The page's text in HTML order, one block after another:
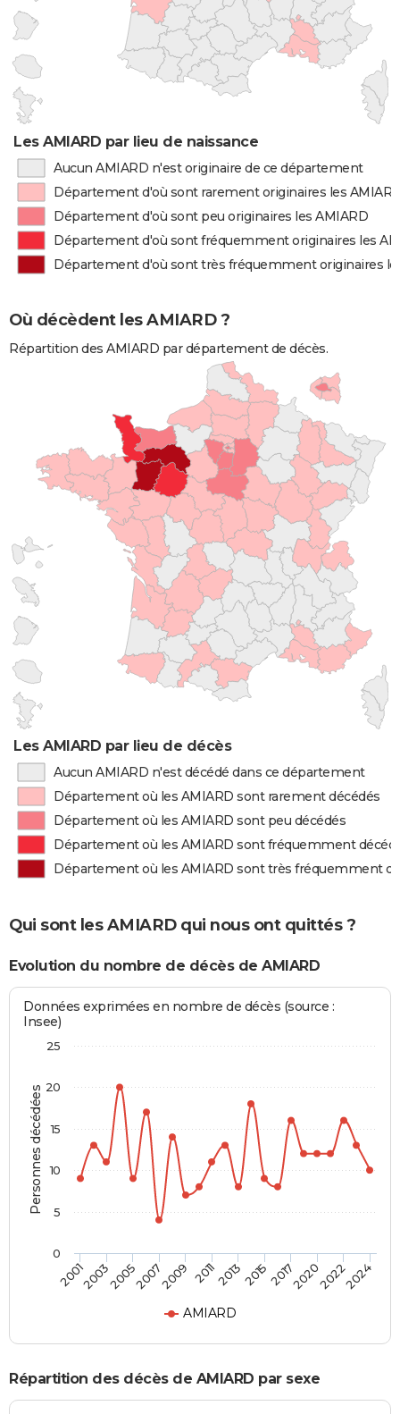
Les AMIARD par lieu de naissance
Aucun AMIARD n'est originaire de ce département
Département d'où sont rarement originaires les
Département d'où sont peu originaires les AMIARD
Département d'où sont fréquemment originaires les
Département d'où sont très fréquemment originaires
Où décèdent les AMIARD ?
Répartition des AMIARD par département de décès.
Les AMIARD par lieu de décès
Aucun AMIARD n'est décédé dans ce département
Département où les AMIARD sont rarement décédés
Département où les AMIARD sont peu décédés
Département où les AMIARD sont fréquemment
Département où les AMIARD sont très fréquemment
Qui sont les AMIARD qui nous ont quittés ?
Evolution du nombre de décès de AMIARD
Personnes décédées
Données exprimées en nombre de décès (source :
Insee)
AMIARD
20012003200520072009 2011201320152017202020222024
0
5
10
15
20
25
Répartition des décès de AMIARD par sexe